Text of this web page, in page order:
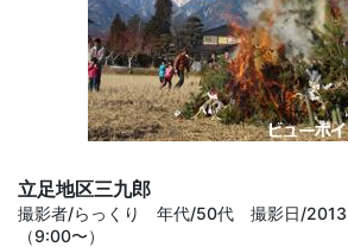
立足地区三九郎
撮影者/らっくり 年代/50代 撮影日/
（9:00〜）